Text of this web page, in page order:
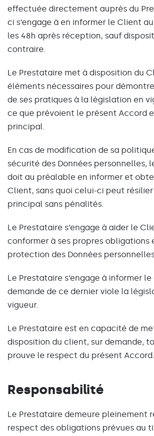
effectuée directement auprès du
ci s’engage à en informer le Client
les 48h après réception, sauf
contraire.
Le Prestataire met à disposition du
éléments nécessaires pour
de ses pratiques à la législation en
ce que prévoient le présent Accord
principal.
En cas de modification de sa
sécurité des Données personnelles,
doit au préalable en informer et
Client, sans quoi celui-ci peut résilier
principal sans pénalités.
Le Prestataire s’engage à aider le
conformer à ses propres obligations
protection des Données
Le Prestataire s’engage à informer
demande de ce dernier viole la
vigueur.
Le Prestataire est en capacité de
disposition du client, sur demande,
prouve le respect du présent Accord.
Responsabilité
Le Prestataire demeure pleinement
respect des obligations prévues au